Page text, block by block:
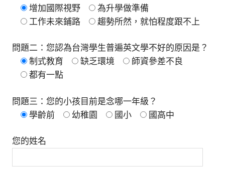
增加國際視野
為升學做準備
工作未來鋪路
趨勢所然，就怕程度跟不上
問題二：您認為台灣學生普遍英文學不好的原因是？
制式教育
缺乏環境
師資參差不良
都有一點
問題三：您的小孩目前是念哪一年級？
學齡前
幼稚園 國小 國高中
您的姓名